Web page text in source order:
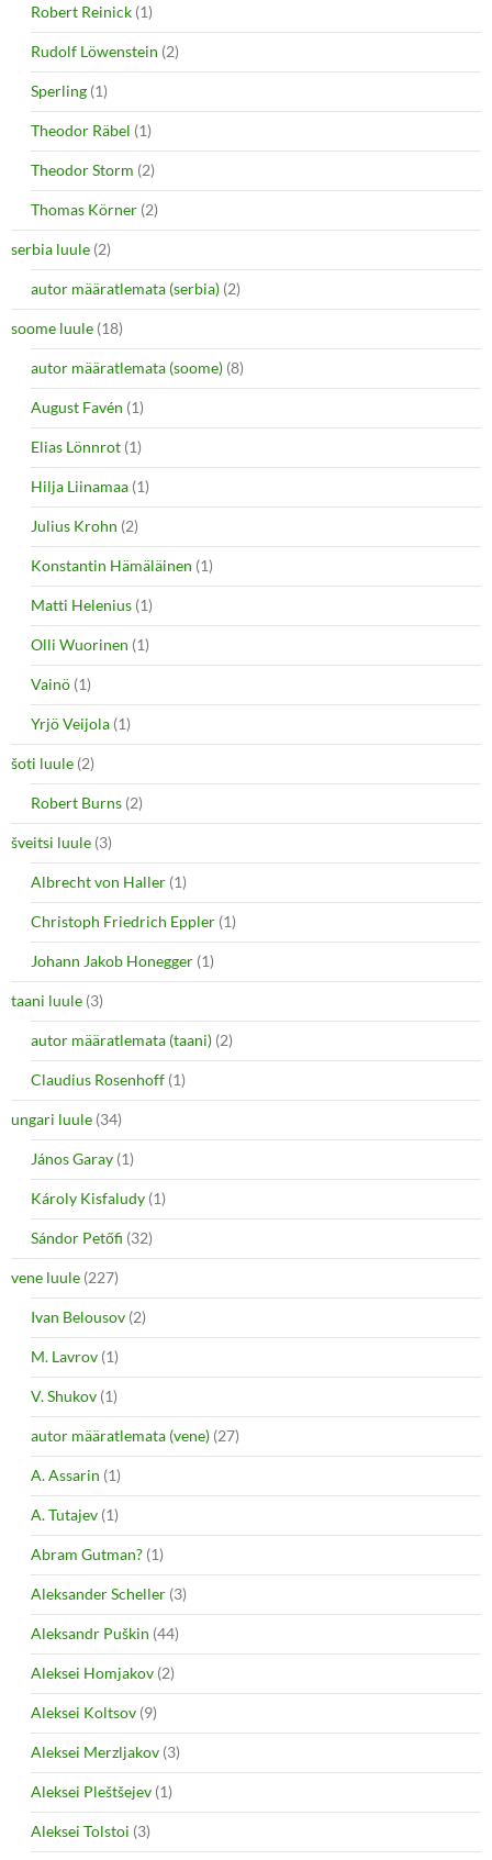
Robert Reinick (1)
Rudolf Löwenstein (2)
Sperling (1)
Theodor Räbel (1)
Theodor Storm (2)
Thomas Körner (2)
serbia luule (2)
autor määratlemata (serbia) (2)
soome luule (18)
autor määratlemata (soome) (8)
August Favén (1)
Elias Lönnrot (1)
Hilja Liinamaa (1)
Julius Krohn (2)
Konstantin Hämäläinen (1)
Matti Helenius (1)
Olli Wuorinen (1)
Vainö (1)
Yrjö Veijola (1)
šoti luule (2)
Robert Burns (2)
šveitsi luule (3)
Albrecht von Haller (1)
Christoph Friedrich Eppler (1)
Johann Jakob Honegger (1)
taani luule (3)
autor määratlemata (taani) (2)
Claudius Rosenhoff (1)
ungari luule (34)
János Garay (1)
Károly Kisfaludy (1)
Sándor Petőfi (32)
vene luule (227)
Ivan Belousov (2)
M. Lavrov (1)
V. Shukov (1)
autor määratlemata (vene) (27)
A. Assarin (1)
A. Tutajev (1)
Abram Gutman? (1)
Aleksander Scheller (3)
Aleksandr Puškin (44)
Aleksei Homjakov (2)
Aleksei Koltsov (9)
Aleksei Merzljakov (3)
Aleksei Pleštšejev (1)
Aleksei Tolstoi (3)